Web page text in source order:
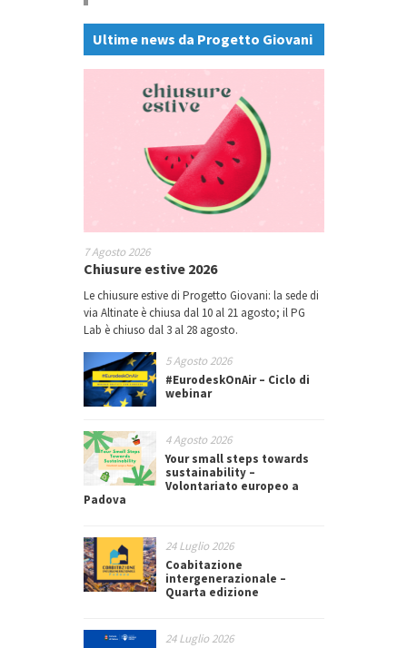
Ultime news da Progetto Giovani
7 Agosto 2026
Chiusure estive 2026
Le chiusure estive di Progetto Giovani: la sede di
via Altinate è chiusa dal 10 al 21 agosto; il PG
Lab è chiuso dal 3 al 28 agosto.
5 Agosto 2026
#EurodeskOnAir – Ciclo di
webinar
4 Agosto 2026
Your small steps towards
sustainability –
Volontariato europeo a
Padova
24 Luglio 2026
Coabitazione
intergenerazionale –
Quarta edizione
24 Luglio 2026